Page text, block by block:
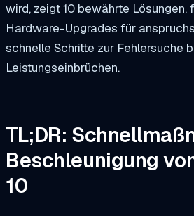
wird, zeigt 10 bewährte Lösungen,
Hardware-Upgrades für
schnelle Schritte zur Fehlersuche
Leistungseinbrüchen.
TL;DR:
Beschleunigung
10